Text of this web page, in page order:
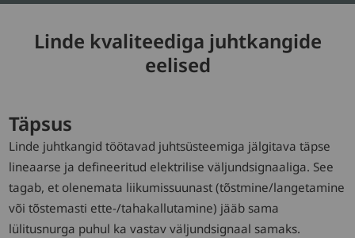
Linde kvaliteediga juhtkangide
eelised
Täpsus
Linde juhtkangid töötavad juhtsüsteemiga jälgitava täpse
lineaarse ja defineeritud elektrilise väljundsignaaliga. See
tagab, et olenemata liikumissuunast (tõstmine/langetamine
või tõstemasti ette-/tahakallutamine) jääb sama
lülitusnurga puhul ka vastav väljundsignaal samaks.